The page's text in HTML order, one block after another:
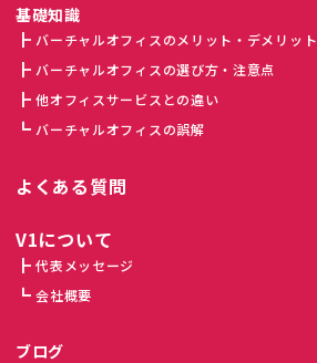
基礎知識
バーチャルオフィスのメリット・デメリット
バーチャルオフィスの選び方・注意点
他オフィスサービスとの違い
バーチャルオフィスの誤解
よくある質問
V1について
代表メッセージ
会社概要
ブログ